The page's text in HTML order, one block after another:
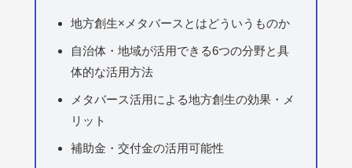
地方創生×メタバースとはどういうものか
自治体・地域が活用できる6つの分野と具
体的な活用方法
メタバース活用による地方創生の効果・メ
リット
補助金・交付金の活用可能性